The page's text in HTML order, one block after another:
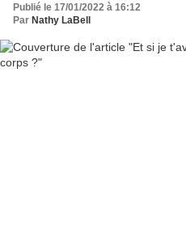
Publié le 17/01/2022 à 16:12
Par Nathy LaBell